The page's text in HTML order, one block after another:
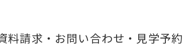
料請求・お問い合わせ・見学予約